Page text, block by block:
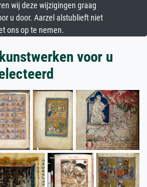
wij deze wijzigingen graag
u door. Aarzel alstublieft niet
ons op te nemen.
voor u